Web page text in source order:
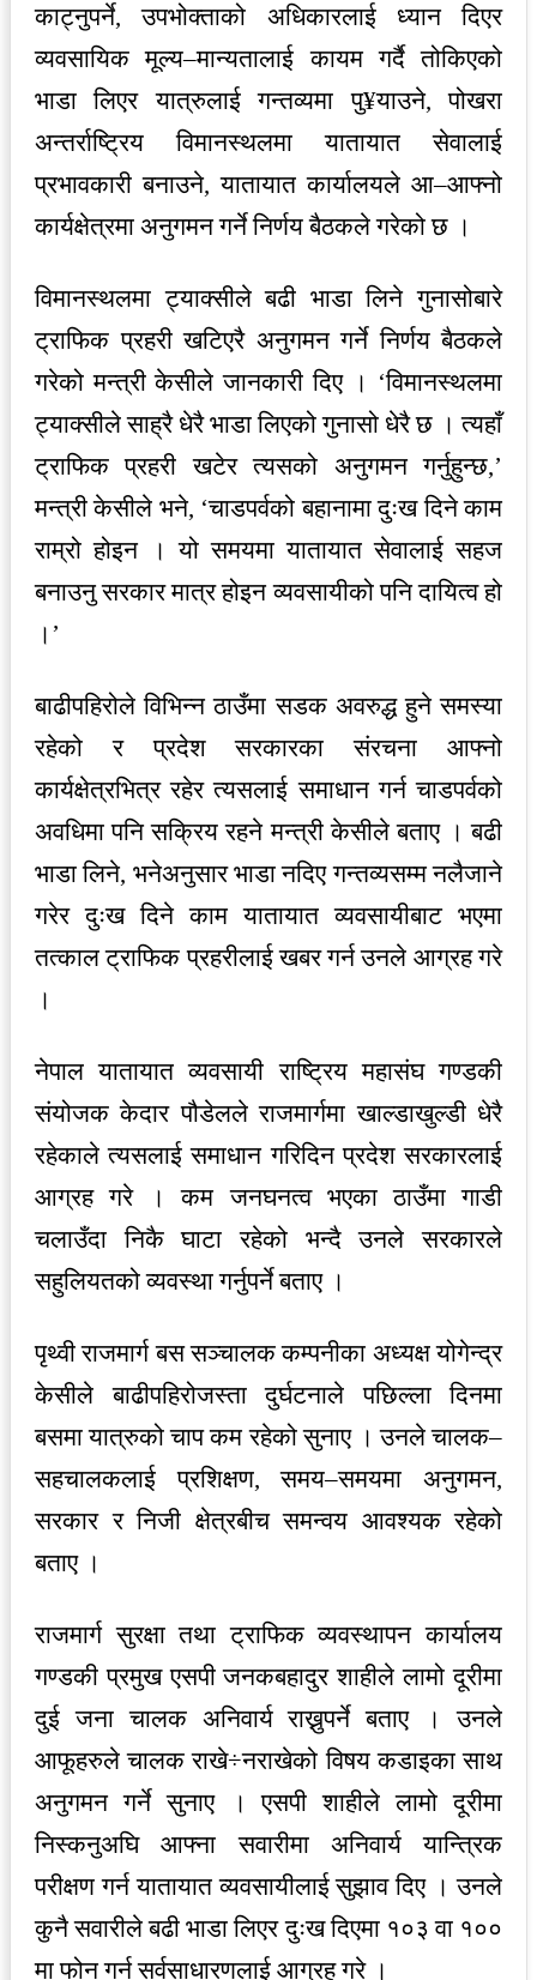
काट्नुपर्ने, उपभोक्ताको अधिकारलाई ध्यान दिएर
व्यवसायिक मूल्य–मान्यतालाई कायम गर्दै तोकिएको
भाडा लिएर यात्रुलाई गन्तव्यमा पु¥याउने, पोखरा
अन्तर्राष्ट्रिय विमानस्थलमा यातायात सेवालाई
प्रभावकारी बनाउने, यातायात कार्यालयले आ–आफ्नो
कार्यक्षेत्रमा अनुगमन गर्ने निर्णय बैठकले गरेको छ ।
विमानस्थलमा ट्याक्सीले बढी भाडा लिने गुनासोबारे
ट्राफिक प्रहरी खटिएरै अनुगमन गर्ने निर्णय बैठकले
गरेको मन्त्री केसीले जानकारी दिए । ‘विमानस्थलमा
ट्याक्सीले साह्रै धेरै भाडा लिएको गुनासो धेरै छ । त्यहाँ
ट्राफिक प्रहरी खटेर त्यसको अनुगमन गर्नुहुन्छ,’
मन्त्री केसीले भने, ‘चाडपर्वको बहानामा दुःख दिने काम
राम्रो होइन । यो समयमा यातायात सेवालाई सहज
बनाउनु सरकार मात्र होइन व्यवसायीको पनि दायित्व हो
।’
बाढीपहिरोले विभिन्न ठाउँमा सडक अवरुद्ध हुने समस्या
रहेको र प्रदेश सरकारका संरचना आफ्नो
कार्यक्षेत्रभित्र रहेर त्यसलाई समाधान गर्न चाडपर्वको
अवधिमा पनि सक्रिय रहने मन्त्री केसीले बताए । बढी
भाडा लिने, भनेअनुसार भाडा नदिए गन्तव्यसम्म नलैजाने
गरेर दुःख दिने काम यातायात व्यवसायीबाट भएमा
तत्काल ट्राफिक प्रहरीलाई खबर गर्न उनले आग्रह गरे
।
नेपाल यातायात व्यवसायी राष्ट्रिय महासंघ गण्डकी
संयोजक केदार पौडेलले राजमार्गमा खाल्डाखुल्डी धेरै
रहेकाले त्यसलाई समाधान गरिदिन प्रदेश सरकारलाई
आग्रह गरे । कम जनघनत्व भएका ठाउँमा गाडी
चलाउँदा निकै घाटा रहेको भन्दै उनले सरकारले
सहुलियतको व्यवस्था गर्नुपर्ने बताए ।
पृथ्वी राजमार्ग बस सञ्चालक कम्पनीका अध्यक्ष योगेन्द्र
केसीले बाढीपहिरोजस्ता दुर्घटनाले पछिल्ला दिनमा
बसमा यात्रुको चाप कम रहेको सुनाए । उनले चालक–
सहचालकलाई प्रशिक्षण, समय–समयमा अनुगमन,
सरकार र निजी क्षेत्रबीच समन्वय आवश्यक रहेको
बताए ।
राजमार्ग सुरक्षा तथा ट्राफिक व्यवस्थापन कार्यालय
गण्डकी प्रमुख एसपी जनकबहादुर शाहीले लामो दूरीमा
दुई जना चालक अनिवार्य राख्नुपर्ने बताए । उनले
आफूहरुले चालक राखे÷नराखेको विषय कडाइका साथ
अनुगमन गर्ने सुनाए । एसपी शाहीले लामो दूरीमा
निस्कनुअघि आफ्ना सवारीमा अनिवार्य यान्त्रिक
परीक्षण गर्न यातायात व्यवसायीलाई सुझाव दिए । उनले
कुनै सवारीले बढी भाडा लिएर दुःख दिएमा १०३ वा १००
मा फोन गर्न सर्वसाधारणलाई आग्रह गरे ।